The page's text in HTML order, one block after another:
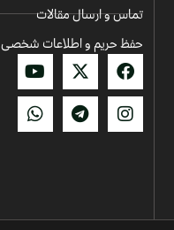
تماس و ارسال مقالات
حفظ حریم و اطلاعات شخصی